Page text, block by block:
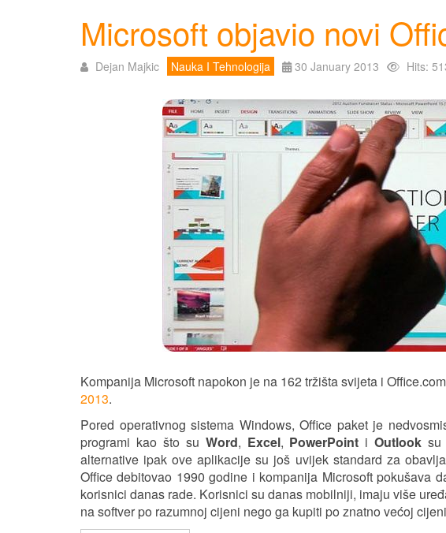
Microsoft objavio novi
Dejan Majkic Nauka I Tehnologija 30 January 2013 Hits:
Kompanija Microsoft napokon je na 162 tržišta svijeta i
2013.
Pored operativnog sistema Windows, Office paket je
programi kao što su Word, Excel, PowerPoint iOutlook su
alternative ipak ove aplikacije su još uvijek standard za
Office debitovao 1990 godine i kompanija Microsoft pokušava
korisnici danas rade. Korisnici su danas mobilniji, imaju više
na softver po razumnoj cijeni nego ga kupiti po znatno većoj